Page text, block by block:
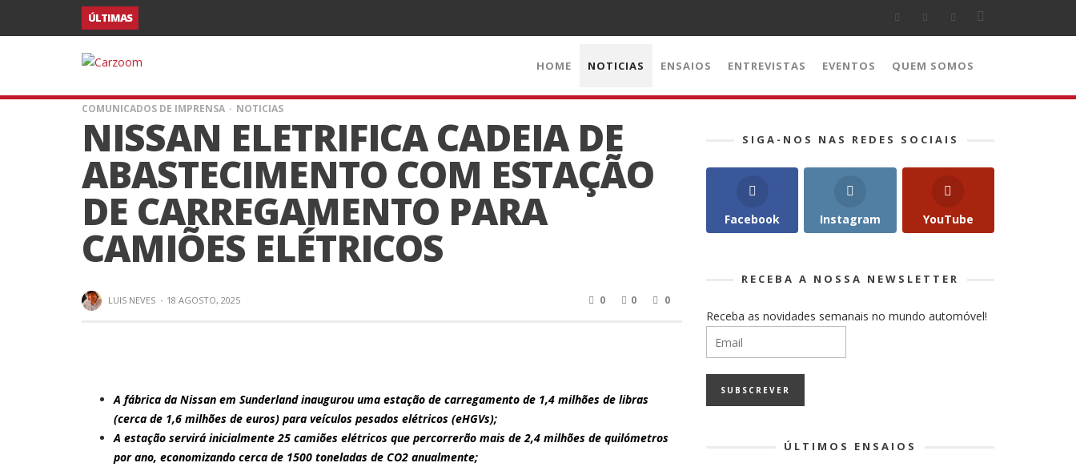
ÚLTIMAS
HOME NOTICIAS ENSAIOS ENTREVISTAS EVENTOS QUEM SOMOS
COMUNICADOS DE IMPRENSA NOTICIAS
NISSAN ELETRIFICA CADEIA DE
ABASTECIMENTO COM ESTAÇÃO
DE CARREGAMENTO PARA
CAMIÕES ELÉTRICOS
LUIS NEVES · 18 AGOSTO, 2025 0 0 0
A fábrica da Nissan em Sunderland inaugurou uma estação de carregamento de 1,4 milhões de libras
(cerca de 1,6 milhões de euros) para veículos pesados elétricos (eHGVs);
A estação servirá inicialmente 25 camiões elétricos que percorrerão mais de 2,4 milhões de quilómetros
por ano, economizando cerca de 1500 toneladas de CO2 anualmente;
SIGA-NOS NAS REDES SOCIAIS
Facebook Instagram YouTube
RECEBA A NOSSA NEWSLETTER
Receba as novidades semanais no mundo automóvel!
ÚLTIMOS ENSAIOS